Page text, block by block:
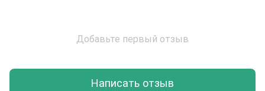
Добавьте первый отзыв
Написать отзыв